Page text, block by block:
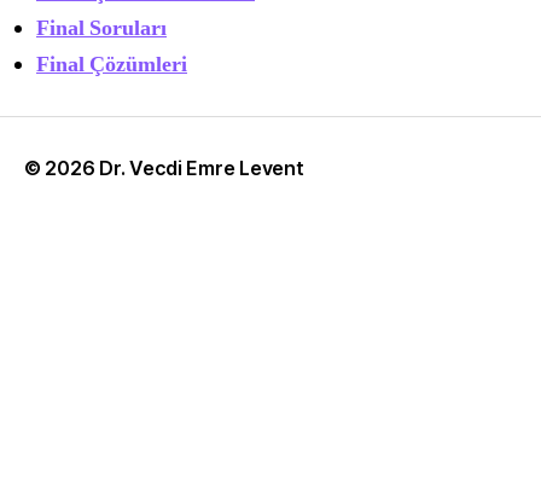
Final Soruları
Final Çözümleri
© 2026 Dr. Vecdi Emre Levent